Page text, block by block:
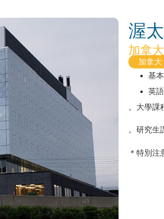
渥
加拿
加拿大
基
英
。大學課
。研究生
＊特別